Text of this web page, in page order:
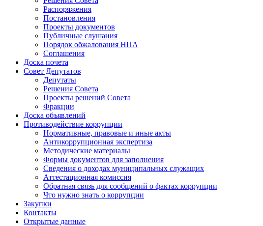
Распоряжения
Постановления
Проекты документов
Публичные слушания
Порядок обжалования НПА
Соглашения
Доска почета
Совет Депутатов
Депутаты
Решения Совета
Проекты решений Совета
Фракции
Доска объявлений
Противодействие коррупции
Нормативные, правовые и иные акты
Антикоррупционная экспертиза
Методические материалы
Формы документов для заполнения
Сведения о доходах муниципальных служащих
Аттестационная комиссия
Обратная связь для сообщений о фактах коррупции
Что нужно знать о коррупции
Закупки
Контакты
Открытые данные